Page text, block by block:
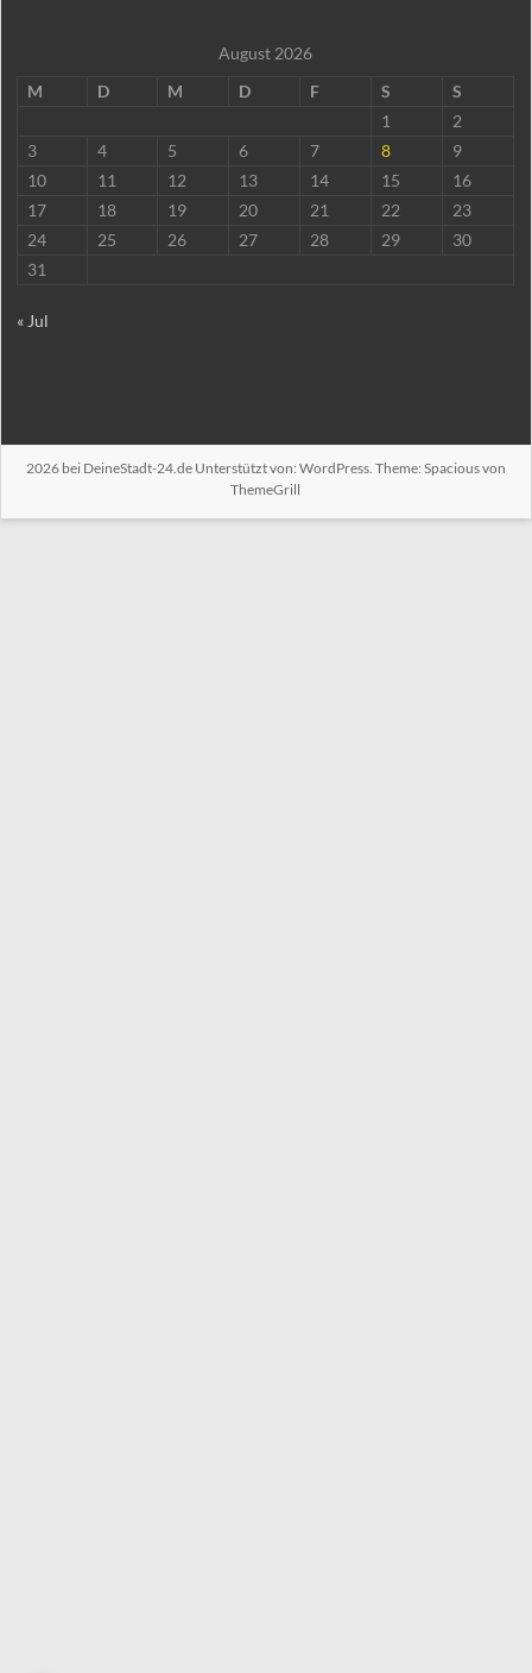
August 2026
M
D M D F S
S
1
2
3
4 5 6 7 8
9
10
11 12 13 14 15
16
17
18 19 20 21 22
23
24
25 26 27 28 29
30
31
« Jul
2026 bei DeineStadt-24.deUnterstützt von: WordPress. Theme: Spacious von
ThemeGrill